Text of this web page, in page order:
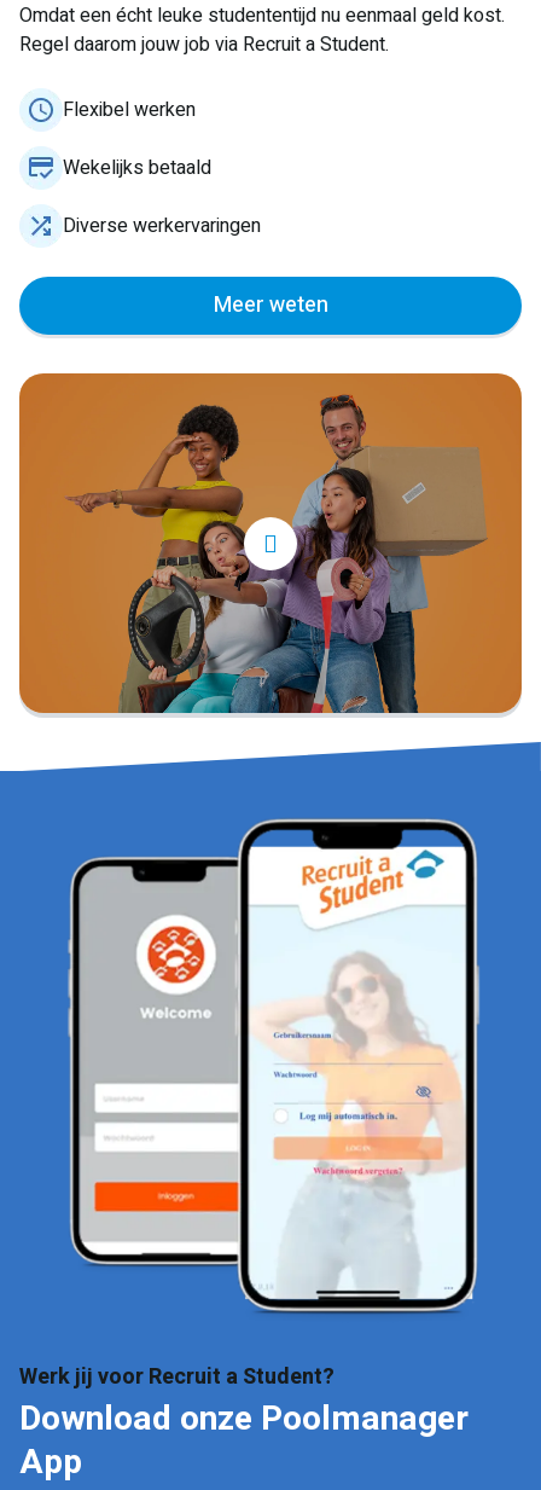
Omdat een écht leuke studententijd nu eenmaal geld kost.
Regel daarom jouw job via Recruit a Student.
Flexibel werken
Wekelijks betaald
Diverse werkervaringen
Meer weten
Werk jij voor Recruit a Student?
Download onze Poolmanager
App